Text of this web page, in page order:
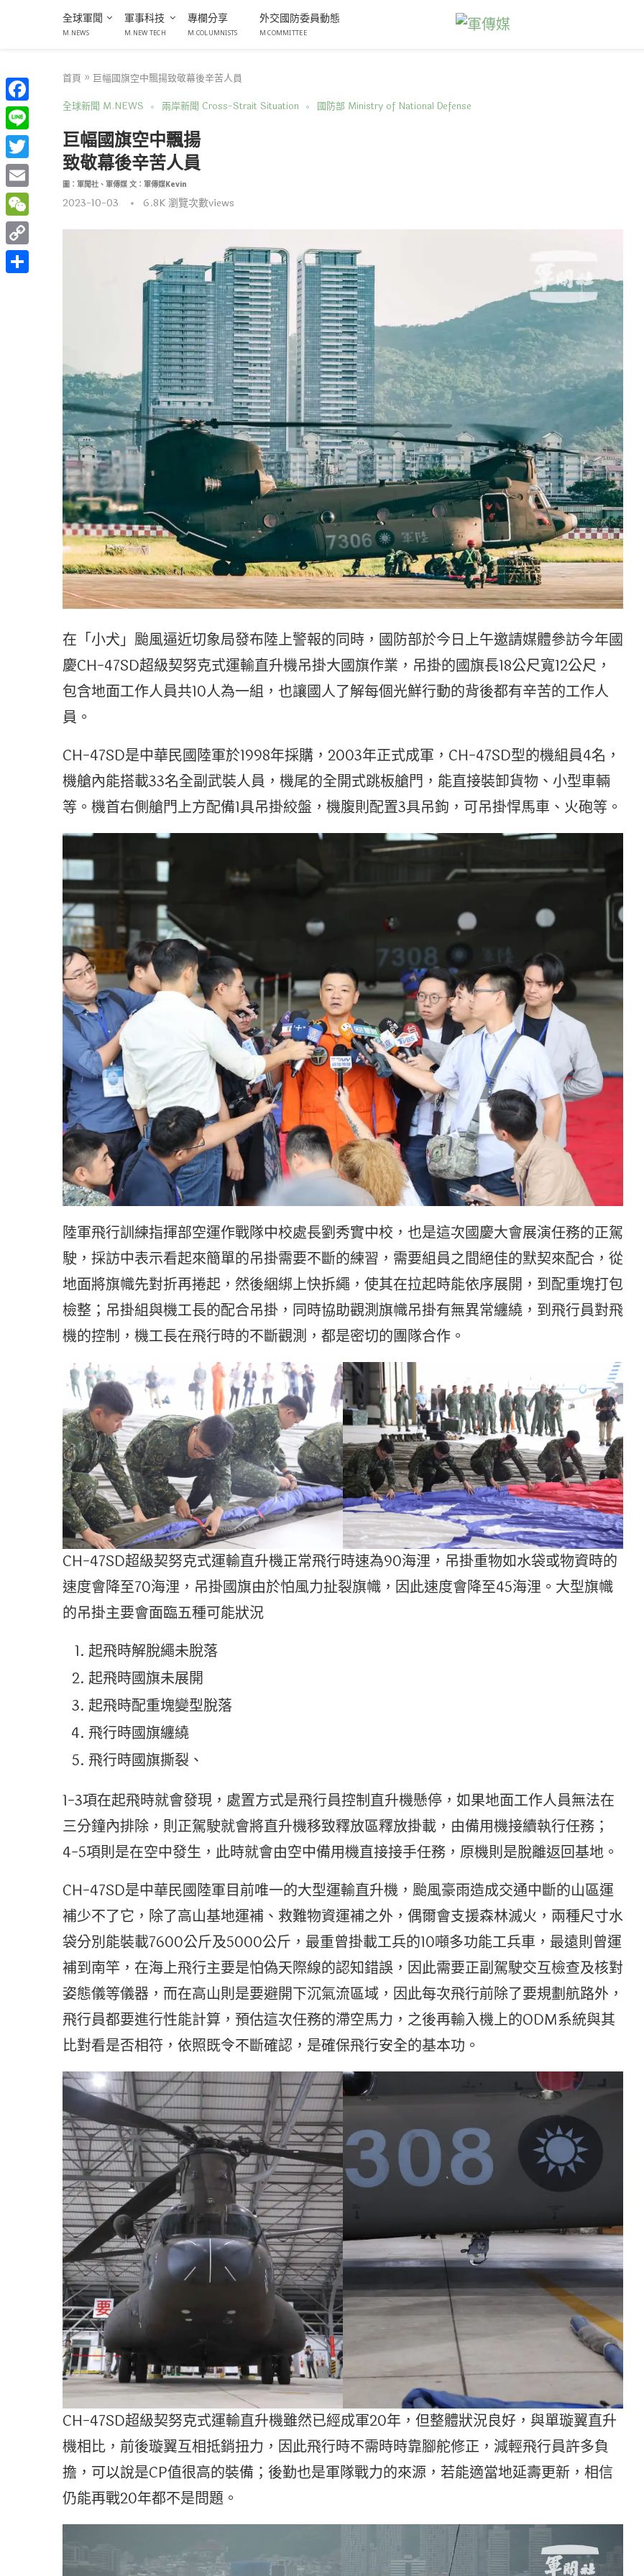
全球軍聞
M.NEWS
軍事科技
M.NEW TECH
專欄分享
M.COLUMNISTS
外交國防委員動態
M COMMITTEE
首頁 » 巨幅國旗空中飄揚致敬幕後辛苦人員
全球新聞 M.NEWS
兩岸新聞 Cross-Strait Situation 國防部 Ministry of National Defense
巨幅國旗空中飄揚
致敬幕後辛苦人員
圖：軍聞社、軍傳媒 文：軍傳媒Kevin
2023-10-03 6.8K瀏覽次數views
在「小犬」颱風逼近切象局發布陸上警報的同時，國防部於今日上午邀請媒體參訪今年國
慶CH-47SD超級契努克式運輸直升機吊掛大國旗作業，吊掛的國旗長18公尺寬12公尺，
包含地面工作人員共10人為一組，也讓國人了解每個光鮮行動的背後都有辛苦的工作人
員。
CH-47SD是中華民國陸軍於1998年採購，2003年正式成軍，CH-47SD型的機組員4名，
機艙內能搭載33名全副武裝人員，機尾的全開式跳板艙門，能直接裝卸貨物、小型車輛
等。機首右側艙門上方配備1具吊掛絞盤，機腹則配置3具吊鉤，可吊掛悍馬車、火砲等。
陸軍飛行訓練指揮部空運作戰隊中校處長劉秀實中校，也是這次國慶大會展演任務的正駕
駛，採訪中表示看起來簡單的吊掛需要不斷的練習，需要組員之間絕佳的默契來配合，從
地面將旗幟先對折再捲起，然後綑綁上快拆繩，使其在拉起時能依序展開，到配重塊打包
檢整；吊掛組與機工長的配合吊掛，同時協助觀測旗幟吊掛有無異常纏繞，到飛行員對飛
機的控制，機工長在飛行時的不斷觀測，都是密切的團隊合作。
CH-47SD超級契努克式運輸直升機正常飛行時速為90海浬，吊掛重物如水袋或物資時的
速度會降至70海浬，吊掛國旗由於怕風力扯裂旗幟，因此速度會降至45海浬。大型旗幟
的吊掛主要會面臨五種可能狀況
起飛時解脫繩未脫落
起飛時國旗未展開
起飛時配重塊變型脫落
飛行時國旗纏繞
飛行時國旗撕裂、
1-3項在起飛時就會發現，處置方式是飛行員控制直升機懸停，如果地面工作人員無法在
三分鐘內排除，則正駕駛就會將直升機移致釋放區釋放掛載，由備用機接續執行任務；
4-5項則是在空中發生，此時就會由空中備用機直接接手任務，原機則是脫離返回基地。
CH-47SD是中華民國陸軍目前唯一的大型運輸直升機，颱風豪雨造成交通中斷的山區運
補少不了它，除了高山基地運補、救難物資運補之外，偶爾會支援森林滅火，兩種尺寸水
袋分別能裝載7600公斤及5000公斤，最重曾掛載工兵的10噸多功能工兵車，最遠則曾運
補到南竿，在海上飛行主要是怕偽天際線的認知錯誤，因此需要正副駕駛交互檢查及核對
姿態儀等儀器，而在高山則是要避開下沉氣流區域，因此每次飛行前除了要規劃航路外，
飛行員都要進行性能計算，預估這次任務的滯空馬力，之後再輸入機上的ODM系統與其
比對看是否相符，依照既令不斷確認，是確保飛行安全的基本功。
CH-47SD超級契努克式運輸直升機雖然已經成軍20年，但整體狀況良好，與單璇翼直升
機相比，前後璇翼互相抵銷扭力，因此飛行時不需時時靠腳舵修正，減輕飛行員許多負
擔，可以說是CP值很高的裝備；後勤也是軍隊戰力的來源，若能適當地延壽更新，相信
仍能再戰20年都不是問題。
Facebook
Line
Twitter
Email
WeChat
Copy
Link